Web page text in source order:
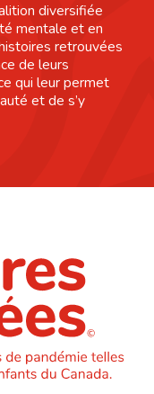
diversifiée
mentale et en
retrouvées
de leurs
qui leur permet
et de s’y